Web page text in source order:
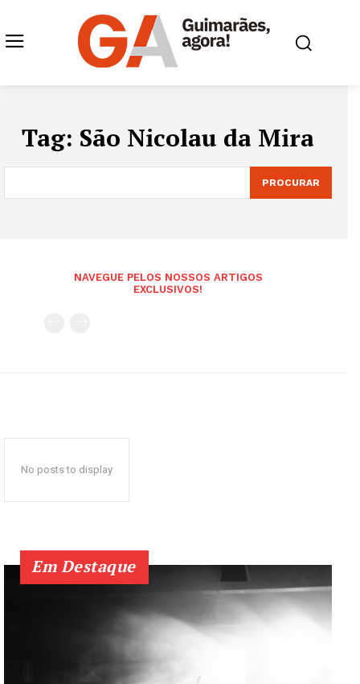
Tag: São Nicolau da Mira
PROCURAR
NAVEGUE PELOS NOSSOS ARTIGOS
EXCLUSIVOS!
No posts to display
Em Destaque